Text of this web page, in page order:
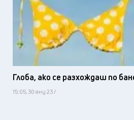
Глоба, ако се разхождаш по
15:05, 30 яну 23 /